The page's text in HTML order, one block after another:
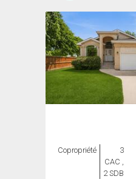
Copropriété
3
CAC ,
2 SDB